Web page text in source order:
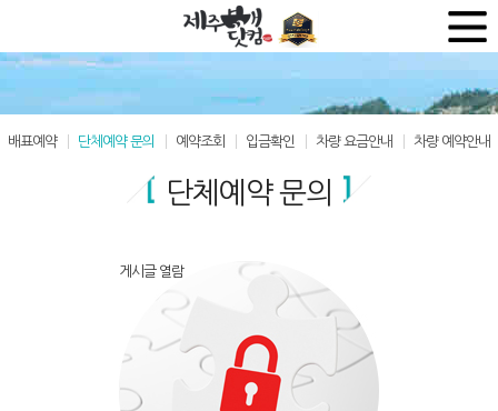
배표예약 단체예약 문의 예약조회 입금확인 차량 요금안내 차량 예약안내
단체예약 문의
게시글 열람